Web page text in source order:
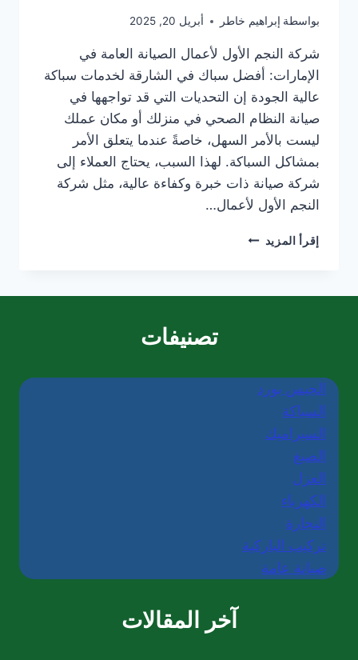
بواسطة إبراهيم خاطر أبريل 20, 2025
شركة النجم الأول لأعمال الصيانة العامة في
الإمارات: أفضل سباك في الشارقة لخدمات سباكة
عالية الجودة إن التحديات التي قد تواجهها في
صيانة النظام الصحي في منزلك أو مكان عملك
ليست بالأمر السهل، خاصةً عندما يتعلق الأمر
بمشاكل السباكة. لهذا السبب، يحتاج العملاء إلى
شركة صيانة ذات خبرة وكفاءة عالية، مثل شركة
النجم الأول لأعمال…
إقرأ المزيد أفضل
تصنيفات
الجبس بورد
السباكة
السيراميك
الصبغ
العزل
الكهرباء
النجارة
تركيب الباركية
صيانة عامة
آخر المقالات